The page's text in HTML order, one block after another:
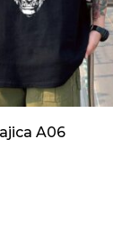
A06